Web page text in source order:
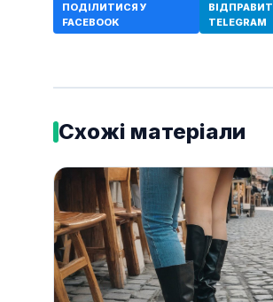
ПОДІЛИТИСЯ У
FACEBOOK
TELEGRAM
Схожі матеріали